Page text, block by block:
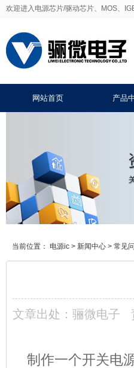
欢迎进入电源芯片/驱动芯片、MOS、
网站首页 产品
当前位置： 电源ic > 新闻中心 > 常见
文章出处： 骊微电子
制作一个开关电